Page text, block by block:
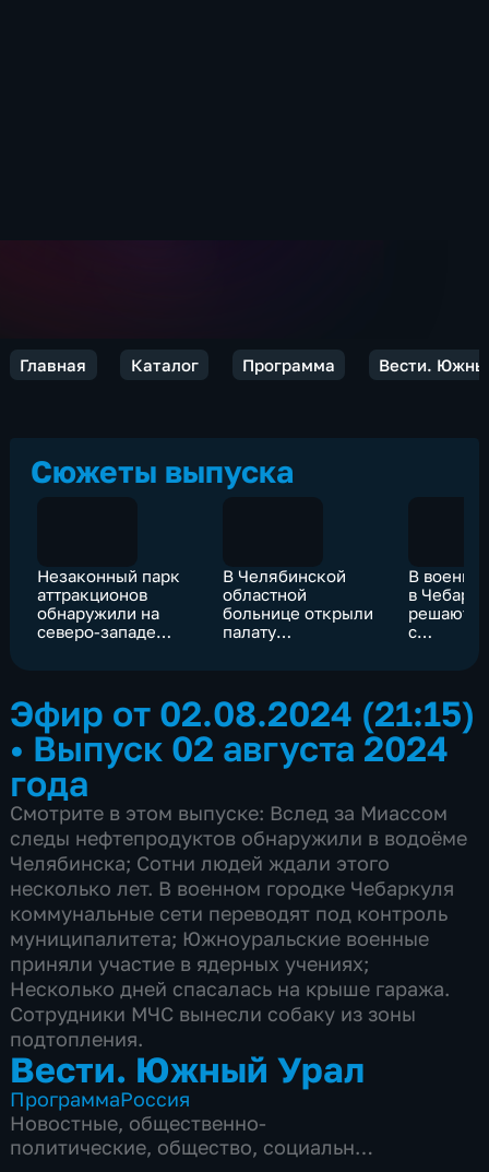
Главная Каталог Программа Вести.
Сюжеты выпуска
Незаконный парк
аттракционов
обнаружили на
северо-западе
В Челябинской
областной
больнице открыли
палату
В
в
решают
с
Эфир от 02.08.2024 (21:15)
• Выпуск 02 августа 2024
года
Смотрите в этом выпуске: Вслед за Миассом
следы нефтепродуктов обнаружили в водоёме
Челябинска; Сотни людей ждали этого
несколько лет. В военном городке Чебаркуля
коммунальные сети переводят под контроль
муниципалитета; Южноуральские военные
приняли участие в ядерных учениях;
Несколько дней спасалась на крыше гаража.
Сотрудники МЧС вынесли собаку из зоны
подтопления.
Вести. Южный Урал
ПрограммаРоссия
Новостные, общественно-
политические, общество, социально-